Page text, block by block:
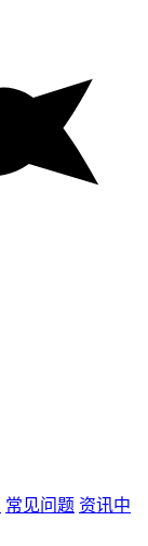
常见问题 资讯中